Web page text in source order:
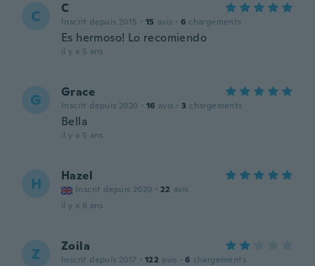
C C
Inscrit depuis 2015 · 15 avis · 6 chargements
Es hermoso! Lo recomiendo
il y a 5 ans
G Grace
Inscrit depuis 2020 · 16 avis · 3 chargements
Bella
il y a 5 ans
H Hazel
Inscrit depuis 2020 · 22 avis
il y a 6 ans
Z Zoila
Inscrit depuis 2017 · 122 avis · 6 chargements